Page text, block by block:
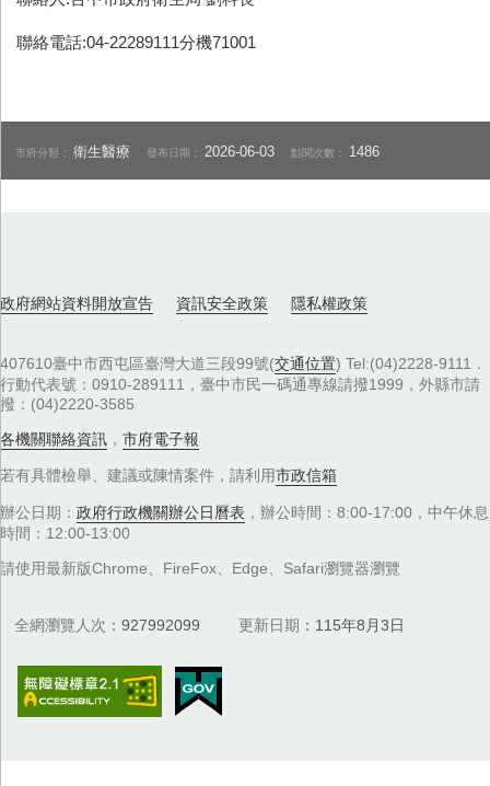
聯絡電話:04-22289111分機71001
市府分類：衛生醫療 發布日期：2026-06-03 點閱次數： 1486
政府網站資料開放宣告 資訊安全政策 隱私權政策
407610臺中市西屯區臺灣大道三段99號(交通位置) Tel:(04)2228-9111．
行動代表號：0910-289111，臺中市民一碼通專線請撥1999，外縣市請
撥：(04)2220-3585
各機關聯絡資訊 ， 市府電子報
若有具體檢舉、建議或陳情案件，請利用市政信箱
辦公日期： 政府行政機關辦公日曆表 ，辦公時間：8:00-17:00，中午休息
時間：12:00-13:00
請使用最新版Chrome、FireFox、Edge、Safari瀏覽器瀏覽
全網瀏覽人次 927992099 更新日期 115年8月3日